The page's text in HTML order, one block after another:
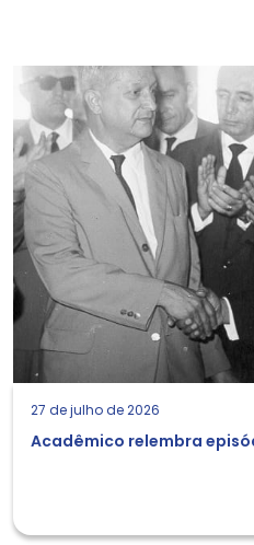
27 de julho de 2026
Acadêmico relembra